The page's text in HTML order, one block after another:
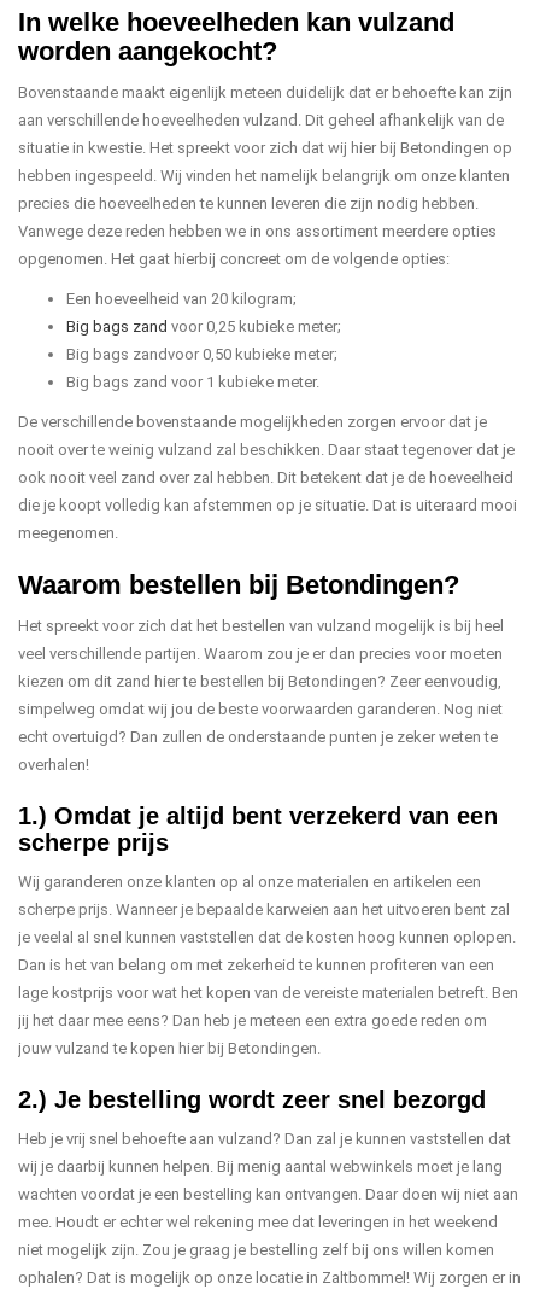
In welke hoeveelheden kan vulzand
worden aangekocht?
Bovenstaande maakt eigenlijk meteen duidelijk dat er behoefte kan zijn
aan verschillende hoeveelheden vulzand. Dit geheel afhankelijk van de
situatie in kwestie. Het spreekt voor zich dat wij hier bij Betondingen op
hebben ingespeeld. Wij vinden het namelijk belangrijk om onze klanten
precies die hoeveelheden te kunnen leveren die zijn nodig hebben.
Vanwege deze reden hebben we in ons assortiment meerdere opties
opgenomen. Het gaat hierbij concreet om de volgende opties:
Een hoeveelheid van 20 kilogram;
Big bags zand voor 0,25 kubieke meter;
Big bags zandvoor 0,50 kubieke meter;
Big bags zand voor 1 kubieke meter.
De verschillende bovenstaande mogelijkheden zorgen ervoor dat je
nooit over te weinig vulzand zal beschikken. Daar staat tegenover dat je
ook nooit veel zand over zal hebben. Dit betekent dat je de hoeveelheid
die je koopt volledig kan afstemmen op je situatie. Dat is uiteraard mooi
meegenomen.
Waarom bestellen bij Betondingen?
Het spreekt voor zich dat het bestellen van vulzand mogelijk is bij heel
veel verschillende partijen. Waarom zou je er dan precies voor moeten
kiezen om dit zand hier te bestellen bij Betondingen? Zeer eenvoudig,
simpelweg omdat wij jou de beste voorwaarden garanderen. Nog niet
echt overtuigd? Dan zullen de onderstaande punten je zeker weten te
overhalen!
1.) Omdat je altijd bent verzekerd van een
scherpe prijs
Wij garanderen onze klanten op al onze materialen en artikelen een
scherpe prijs. Wanneer je bepaalde karweien aan het uitvoeren bent zal
je veelal al snel kunnen vaststellen dat de kosten hoog kunnen oplopen.
Dan is het van belang om met zekerheid te kunnen profiteren van een
lage kostprijs voor wat het kopen van de vereiste materialen betreft. Ben
jij het daar mee eens? Dan heb je meteen een extra goede reden om
jouw vulzand te kopen hier bij Betondingen.
2.) Je bestelling wordt zeer snel bezorgd
Heb je vrij snel behoefte aan vulzand? Dan zal je kunnen vaststellen dat
wij je daarbij kunnen helpen. Bij menig aantal webwinkels moet je lang
wachten voordat je een bestelling kan ontvangen. Daar doen wij niet aan
mee. Houdt er echter wel rekening mee dat leveringen in het weekend
niet mogelijk zijn. Zou je graag je bestelling zelf bij ons willen komen
ophalen? Dat is mogelijk op onze locatie in Zaltbommel! Wij zorgen er in